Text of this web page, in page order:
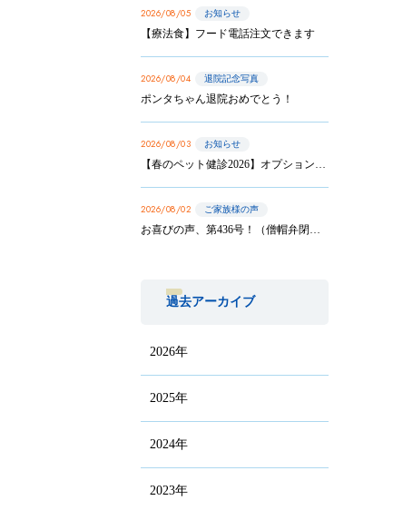
2026/08/05 お知らせ
【療法食】フード電話注文できます
2026/08/04 退院記念写真
ポンタちゃん退院おめでとう！
2026/08/03 お知らせ
【春のペット健診2026】オプション実施は8/31まで！
2026/08/02 ご家族様の声
お喜びの声、第436号！（僧帽弁閉鎖不全症の手術を受けたサニーちゃんのご家族から）
過去アーカイブ
2026年
2025年
2024年
2023年